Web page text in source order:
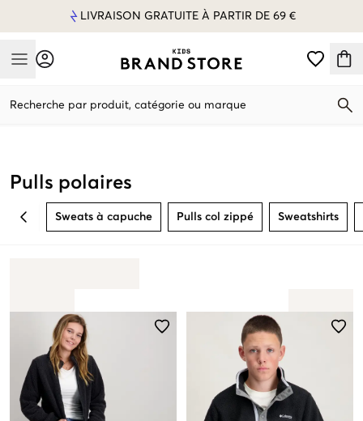
LIVRAISON GRATUITE À PARTIR DE 69 €
Mobile Menu
Recherche par produit, catégorie ou marque
Pulls polaires
BACK Sweats à capuche Pulls col zippé Sweatshirts